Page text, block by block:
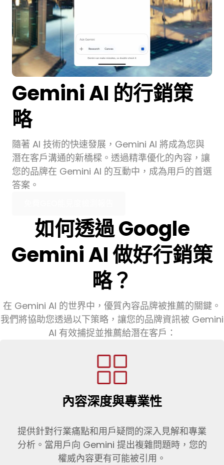
Gemini AI 的行銷策
略
隨著 AI 技術的快速發展，Gemini AI 將成為您與
潛在客戶溝通的新橋樑。透過精準優化的內容，讓
您的品牌在 Gemini AI 的互動中，成為用戶的首選
答案。
如何透過 Google
Gemini AI 做好行銷策
略？
在 Gemini AI 的世界中，優質內容品牌被推薦的關鍵。
我們將協助您透過以下策略，讓您的品牌資訊被 Gemini
AI 有效捕捉並推薦給潛在客戶：
內容深度與專業性
提供針對行業痛點和用戶疑問的深入見解和專業
分析。當用戶向 Gemini 提出複雜問題時，您的
權威內容更有可能被引用。